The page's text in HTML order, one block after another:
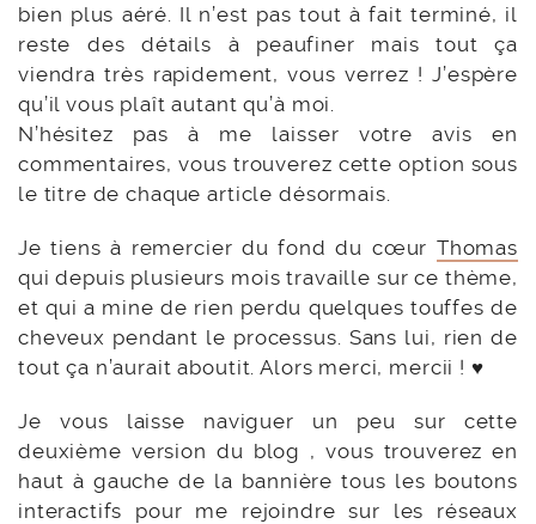
bien plus aéré. Il n’est pas tout à fait terminé, il
reste des détails à peaufiner mais tout ça
viendra très rapidement, vous verrez ! J’espère
qu’il vous plaît autant qu’à moi.
N’hésitez pas à me laisser votre avis en
commentaires, vous trouverez cette option sous
le titre de chaque article désormais.
Je tiens à remercier du fond du cœur Thomas
qui depuis plusieurs mois travaille sur ce thème,
et qui a mine de rien perdu quelques touffes de
cheveux pendant le processus. Sans lui, rien de
tout ça n’aurait aboutit. Alors merci, mercii ! ♥
Je vous laisse naviguer un peu sur cette
deuxième version du blog , vous trouverez en
haut à gauche de la bannière tous les boutons
interactifs pour me rejoindre sur les réseaux